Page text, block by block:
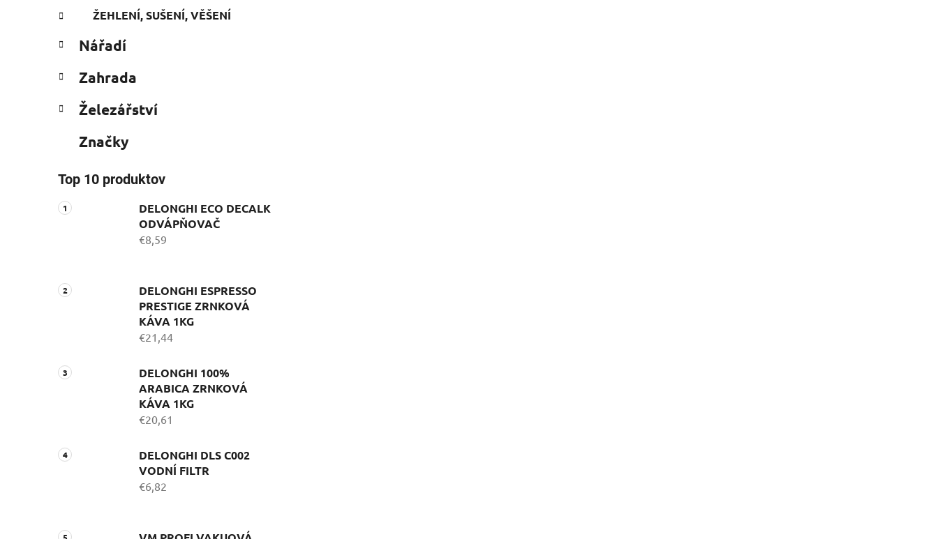
ŽEHLENÍ, SUŠENÍ, VĚŠENÍ
Nářadí
Zahrada
Železářství
Značky
Top 10 produktov
DELONGHI ECO DECALK
ODVÁPŇOVAČ
€8,59
DELONGHI ESPRESSO
PRESTIGE ZRNKOVÁ
KÁVA 1KG
€21,44
DELONGHI 100%
ARABICA ZRNKOVÁ
KÁVA 1KG
€20,61
DELONGHI DLS C002
VODNÍ FILTR
€6,82